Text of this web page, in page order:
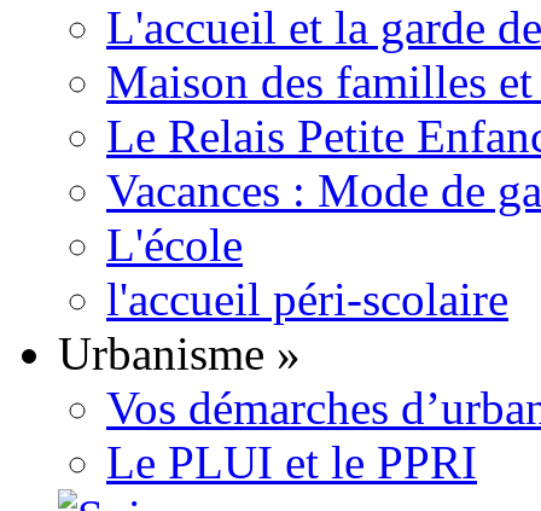
L'accueil et la garde
Maison des familles
Le Relais Petite
Vacances : Mode de
L'école
l'accueil péri-scolaire
Urbanisme »
Vos démarches
Le PLUI et le PPRI